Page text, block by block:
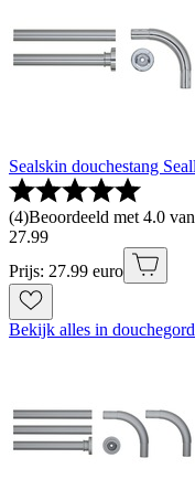
Sealskin douchestang
(4)Beoordeeld met 4.0
27.99
Prijs: 27.99 euro
Bekijk alles in